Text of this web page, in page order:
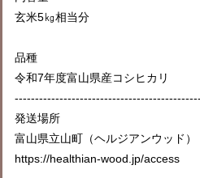
玄米5㎏相当分
品種
令和7年度富山県産コシヒカリ
発送場所
富山県立山町（ヘルジアンウッド）
https://healthian-wood.jp/access